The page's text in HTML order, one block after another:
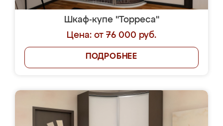
Шкаф-купе "Торреса"
Цена: от 76 000 руб.
ПОДРОБНЕЕ